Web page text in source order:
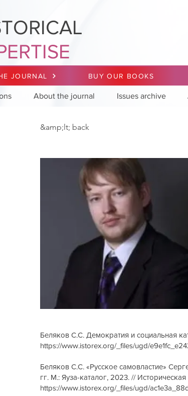
JOURNAL BUY OUR BOOKS
About the journal Issues archive
&amp;lt; back
Беляков С.С. Демократия и социальная
https://www.istorex.org/_files/ugd/
Беляков С.С. «Русское самовластие»
гг. М.: Яуза-каталог, 2023. //
https://www.istorex.org/_files/ugd/